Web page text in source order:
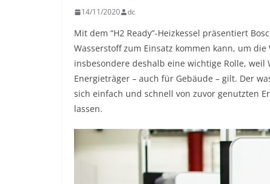
14/11/2020 dc
Mit dem “H2 Ready”-Heizkessel präsentiert
Wasserstoff zum Einsatz kommen kann, um
insbesondere deshalb eine wichtige Rolle,
Energieträger – auch für Gebäude – gilt. Der
sich einfach und schnell von zuvor genutzten
lassen.